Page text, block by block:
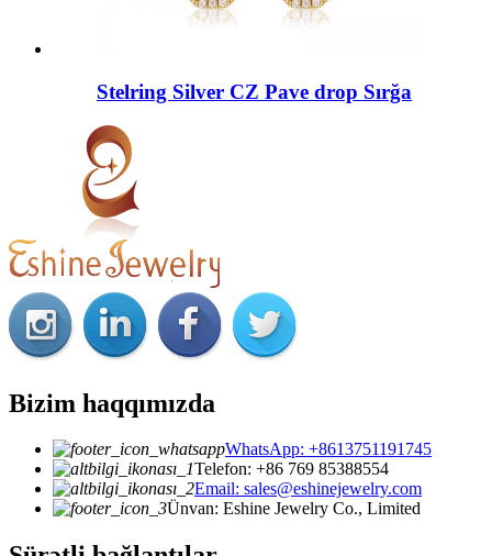
Stelring Silver CZ Pave drop Sırğa
Bizim haqqımızda
WhatsApp: +8613751191745
Telefon: +86 769 85388554
Email: sales@eshinejewelry.com
Ünvan: Eshine Jewelry Co., Limited